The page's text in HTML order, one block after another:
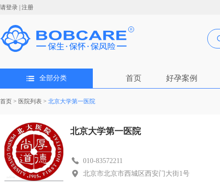
请登录 | 注册
全部分类 首页 好孕案例
首页 > 医院列表 > 北京大学第一医院
北京大学第一医院
010-83572211
北京市北京市西城区西安门大街1号